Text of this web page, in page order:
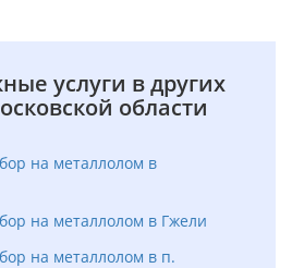
услуги в других
области
на металлолом в
на металлолом в Гжели
на металлолом в п.